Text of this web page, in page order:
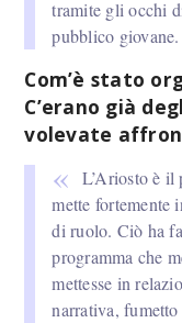
tramite gli occhi
pubblico giovane.
Com’è stato
C’erano già
volevate
L’Ariosto è il
mette fortemente
di ruolo. Ciò ha
programma che
mettesse in
narrativa,